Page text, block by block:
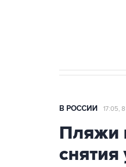
В РОССИИ 17:05,
Пляжи